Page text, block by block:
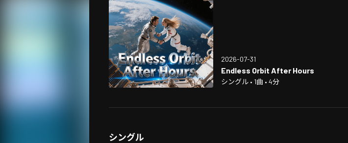
2026-07-31
Endless Orbit After Hours
シングル • 1曲 • 4分
シングル